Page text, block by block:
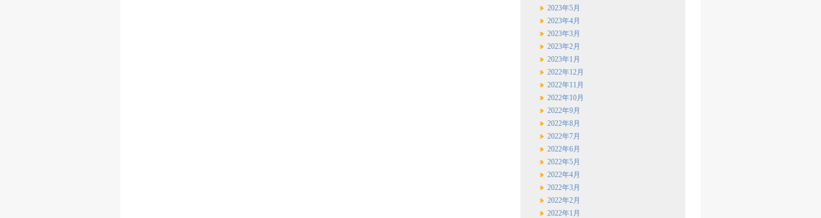
2023年5月
2023年4月
2023年3月
2023年2月
2023年1月
2022年12月
2022年11月
2022年10月
2022年9月
2022年8月
2022年7月
2022年6月
2022年5月
2022年4月
2022年3月
2022年2月
2022年1月